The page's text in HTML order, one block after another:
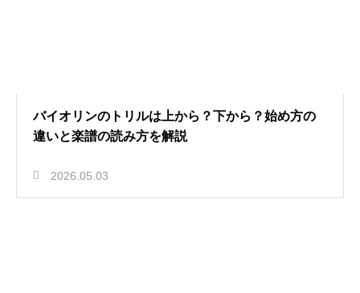
バイオリンのトリルは上から？下から？始め方の
違いと楽譜の読み方を解説
2026.05.03